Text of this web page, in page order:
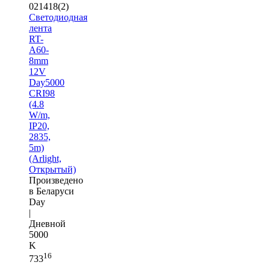
021418(2)
Светодиодная
лента
RT-
A60-
8mm
12V
Day5000
CRI98
(4.8
W/m,
IP20,
2835,
5m)
(Arlight,
Открытый)
Произведено
в Беларуси
Day
|
Дневной
5000
K
73316